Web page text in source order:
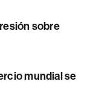
sobre
mundial se